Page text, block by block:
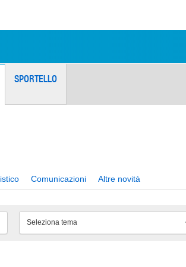
SPORTELLO
Comunicazioni Altre novità
Seleziona tema